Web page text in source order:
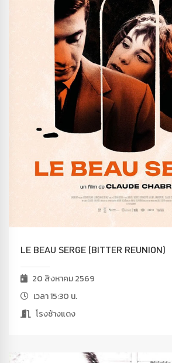
LE BEAU SERGE (BITTER REUNION)
20 สิงหาคม 2569
เวลา 15:30 น.
โรงช้างแดง